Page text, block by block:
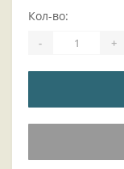
Кол-во:
- +